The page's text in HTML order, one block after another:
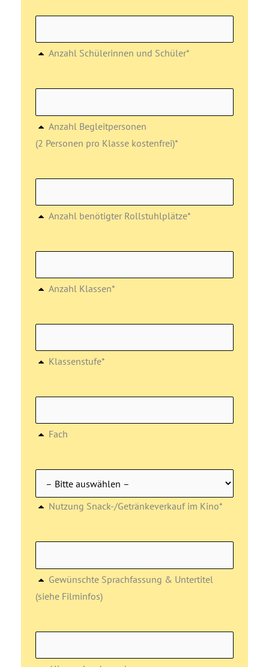
Anzahl Schülerinnen und Schüler*
Anzahl Begleitpersonen
(2 Personen pro Klasse kostenfrei)*
Anzahl benötigter Rollstuhlplätze*
Anzahl Klassen*
Klassenstufe*
Fach
Nutzung Snack-/Getränkeverkauf im Kino*
Gewünschte Sprachfassung & Untertitel
(siehe Filminfos)